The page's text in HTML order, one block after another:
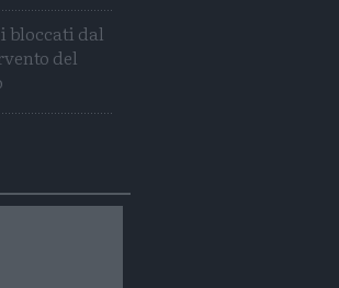
bloccati dal
del